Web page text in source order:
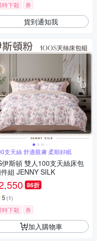
時下殺 券
貨到通知我
支天絲 舒適親膚 柔順好眠
伊斯頓 雙人100支天絲床包
組 JENNY SILK
86折
5 (1)
時下殺 券
加入購物車